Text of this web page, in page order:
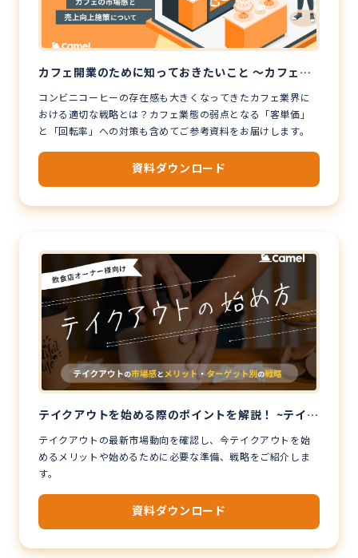
カフェ開業のために知っておきたいこと 〜カフェ市
場の動向と売上向上施策について〜
コンビニコーヒーの存在感も大きくなってきたカフェ業界に
おける適切な戦略とは？カフェ業態の弱点となる「客単価」
と「回転率」への対策も含めてご参考資料をお届けします。
資料ダウンロード
テイクアウトを始める際のポイントを解説！ ~テイク
アウトの市場状況とメリット・業態別の戦略~
テイクアウトの最新市場動向を確認し、今テイクアウトを始
めるメリットや始めるために必要な準備、戦略をご紹介しま
す。
資料ダウンロード